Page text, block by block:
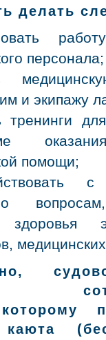
делать
персонала;
и экипажу
тренинги
помощи;
с
здоровья
медицинских